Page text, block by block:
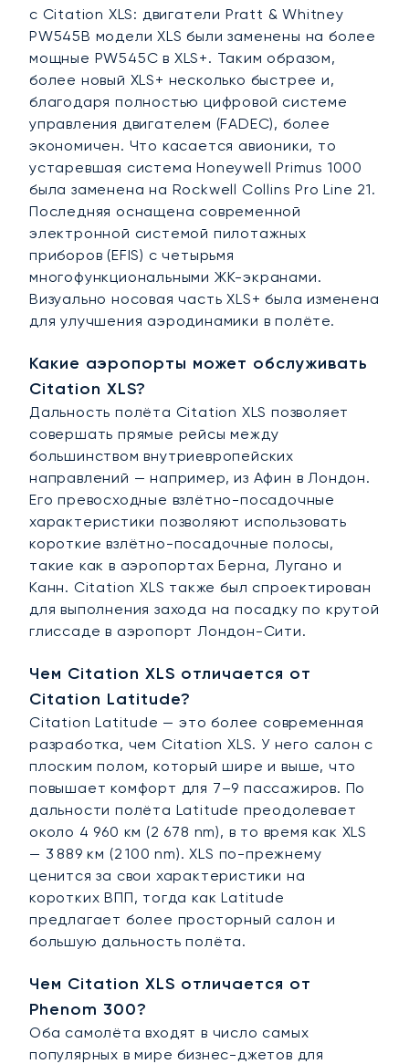
с Citation XLS: двигатели Pratt & Whitney
PW545B модели XLS были заменены на более
мощные PW545C в XLS+. Таким образом,
более новый XLS+ несколько быстрее и,
благодаря полностью цифровой системе
управления двигателем (FADEC), более
экономичен. Что касается авионики, то
устаревшая система Honeywell Primus 1000
была заменена на Rockwell Collins Pro Line 21.
Последняя оснащена современной
электронной системой пилотажных
приборов (EFIS) с четырьмя
многофункциональными ЖК-экранами.
Визуально носовая часть XLS+ была изменена
для улучшения аэродинамики в полёте.
Какие аэропорты может обслуживать
Citation XLS?
Дальность полёта Citation XLS позволяет
совершать прямые рейсы между
большинством внутриевропейских
направлений — например, из Афин в Лондон.
Его превосходные взлётно-посадочные
характеристики позволяют использовать
короткие взлётно-посадочные полосы,
такие как в аэропортах Берна, Лугано и
Канн. Citation XLS также был спроектирован
для выполнения захода на посадку по крутой
глиссаде в аэропорт Лондон-Сити.
Чем Citation XLS отличается от
Citation Latitude?
Citation Latitude — это более современная
разработка, чем Citation XLS. У него салон с
плоским полом, который шире и выше, что
повышает комфорт для 7–9 пассажиров. По
дальности полёта Latitude преодолевает
около 4 960 км (2 678 nm), в то время как XLS
— 3 889 км (2 100 nm). XLS по-прежнему
ценится за свои характеристики на
коротких ВПП, тогда как Latitude
предлагает более просторный салон и
большую дальность полёта.
Чем Citation XLS отличается от
Phenom 300?
Оба самолёта входят в число самых
популярных в мире бизнес-джетов для